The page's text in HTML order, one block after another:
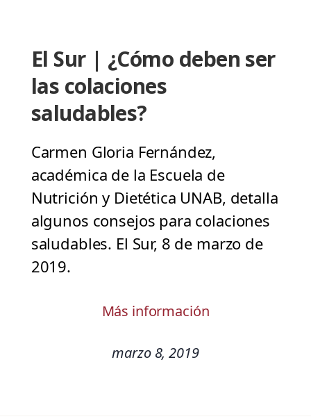
El Sur | ¿Cómo deben ser
las colaciones
saludables?
Carmen Gloria Fernández,
académica de la Escuela de
Nutrición y Dietética UNAB, detalla
algunos consejos para colaciones
saludables. El Sur, 8 de marzo de
2019.
Más información
marzo 8, 2019